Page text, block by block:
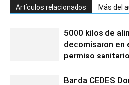
Artículos relacionados Más del
5000 kilos de
decomisaron en
permiso
Banda CEDES